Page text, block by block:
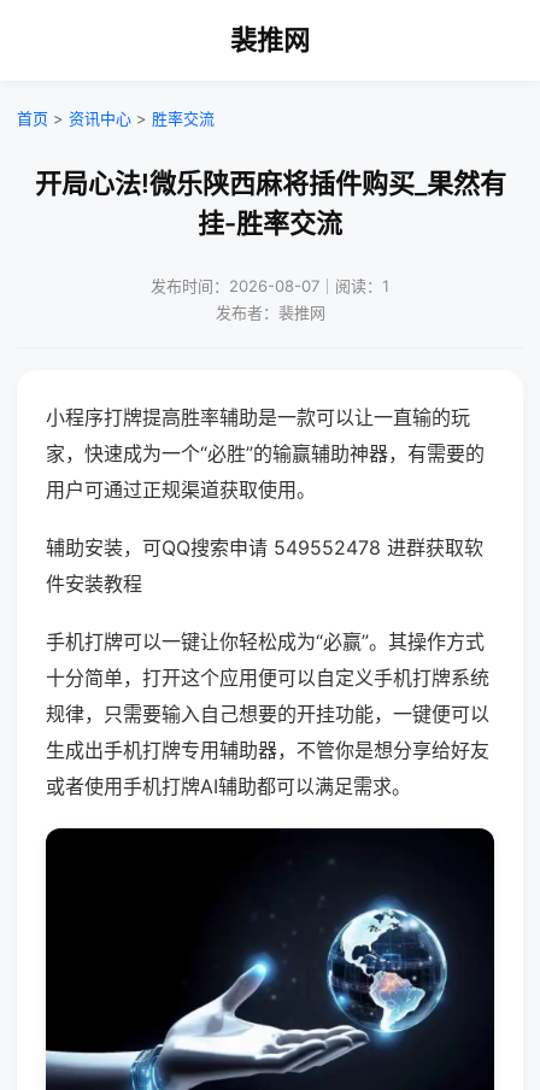
裴推网
首页 > 资讯中心 > 胜率交流
开局心法!微乐陕西麻将插件购买_果然有
挂-胜率交流
发布时间：2026-08-07｜阅读：1
发布者：裴推网
小程序打牌提高胜率辅助是一款可以让一直输的玩
家，快速成为一个“必胜”的输赢辅助神器，有需要的
用户可通过正规渠道获取使用。
辅助安装，可QQ搜索申请 549552478 进群获取软
件安装教程
手机打牌可以一键让你轻松成为“必赢”。其操作方式
十分简单，打开这个应用便可以自定义手机打牌系统
规律，只需要输入自己想要的开挂功能，一键便可以
生成出手机打牌专用辅助器，不管你是想分享给好友
或者使用手机打牌AI辅助都可以满足需求。